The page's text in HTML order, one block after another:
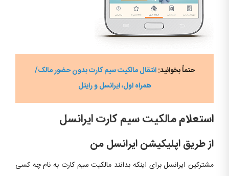
حتماً بخوانید:انتقال مالکیت سیم کارت بدون حضور مالک/
همراه اول، ایرانسل و رایتل
استعلام مالکیت سیم کارت ایرانسل
از طریق اپلیکیشن ایرانسل من
مشترکین ایرانسل برای اینکه بدانند مالکیت سیم کارت به نام چه کسی